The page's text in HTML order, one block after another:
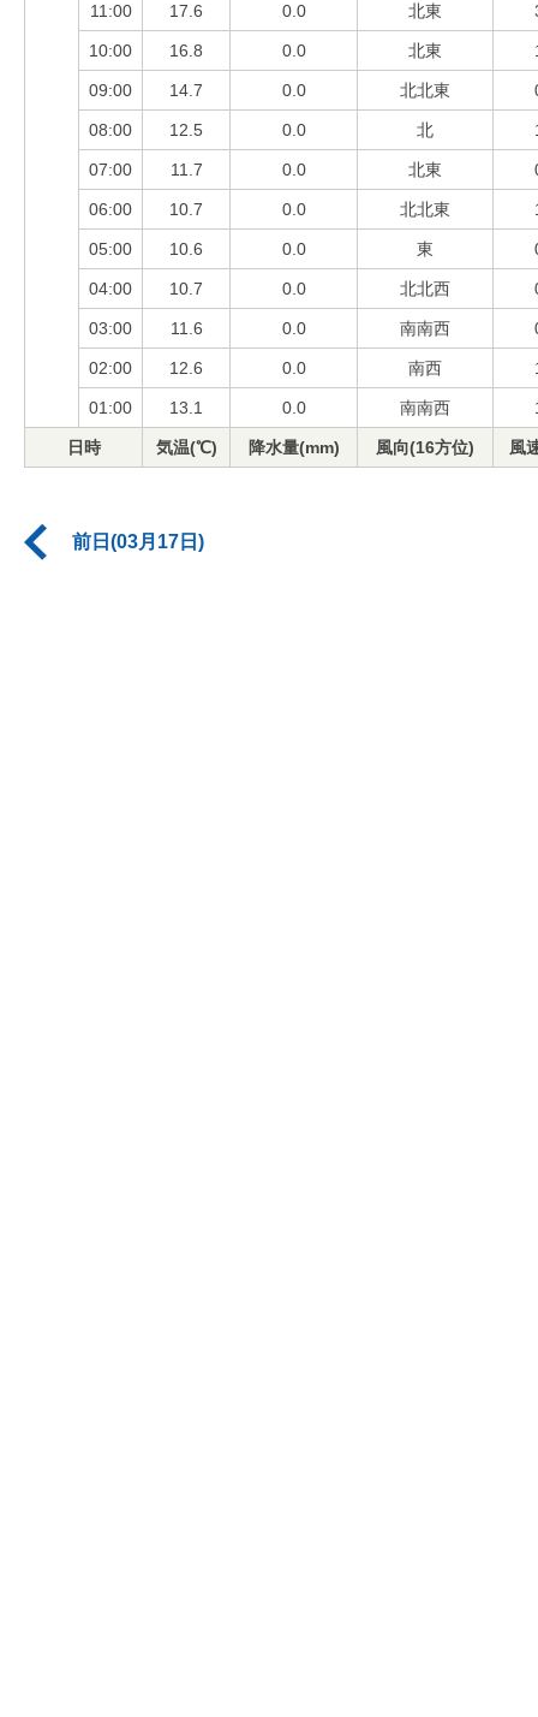
11:00 17.6 0.0 北東
10:00 16.8 0.0 北東
09:00 14.7 0.0 北北東
08:00 12.5 0.0 北
07:00 11.7 0.0 北東
06:00 10.7 0.0 北北東
05:00 10.6 0.0 東
04:00 10.7 0.0 北北西
03:00 11.6 0.0 南南西
02:00 12.6 0.0 南西
01:00 13.1 0.0 南南西
日時 気温(℃) 降水量(mm) 風向(16方位) 風
前日(03月17日)